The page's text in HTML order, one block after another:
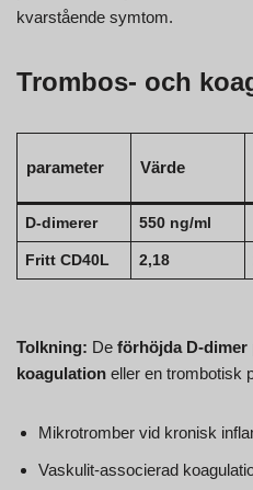
kvarstående symtom.
Trombos- och
parameter Värde
D-dimerer 550 ng/ml
Fritt CD40L 2,18
Tolkning: De förhöjda D-dimer
koagulation eller en trombotisk
Mikrotromber vid kronisk
Vaskulit-associerad